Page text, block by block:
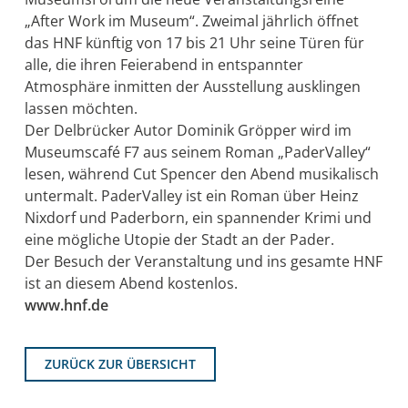
„After Work im Museum“. Zweimal jährlich öffnet
das HNF künftig von 17 bis 21 Uhr seine Türen für
alle, die ihren Feierabend in entspannter
Atmosphäre inmitten der Ausstellung ausklingen
lassen möchten.
Der Delbrücker Autor Dominik Gröpper wird im
Museumscafé F7 aus seinem Roman „PaderValley“
lesen, während Cut Spencer den Abend musikalisch
untermalt. PaderValley ist ein Roman über Heinz
Nixdorf und Paderborn, ein spannender Krimi und
eine mögliche Utopie der Stadt an der Pader.
Der Besuch der Veranstaltung und ins gesamte HNF
ist an diesem Abend kostenlos.
www.hnf.de
ZURÜCK ZUR ÜBERSICHT